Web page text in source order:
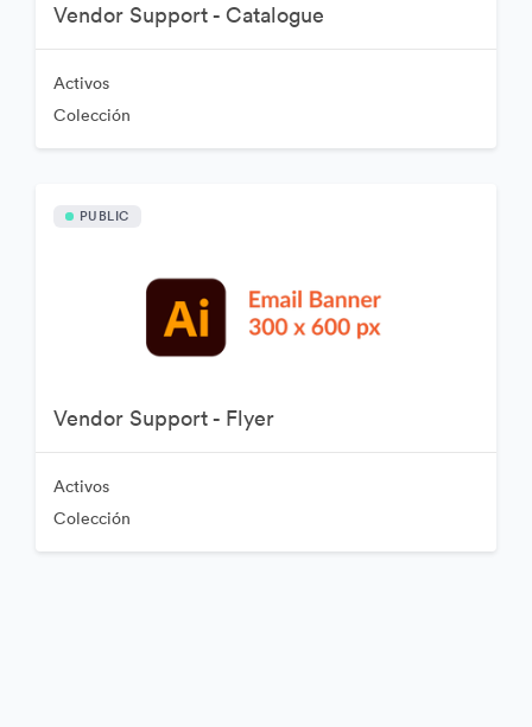
Vendor Support - Catalogue
Activos
Colección
PUBLIC
Vendor Support - Flyer
Activos
Colección